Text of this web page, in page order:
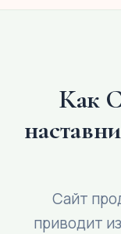
Как
Сайт
приводит